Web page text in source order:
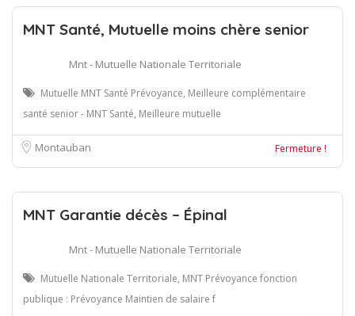
MNT Santé, Mutuelle moins chère senior
Mnt - Mutuelle Nationale Territoriale
Mutuelle MNT Santé Prévoyance, Meilleure complémentaire
santé senior - MNT Santé, Meilleure mutuelle
Montauban Fermeture !
MNT Garantie décès – Épinal
Mnt - Mutuelle Nationale Territoriale
Mutuelle Nationale Territoriale, MNT Prévoyance fonction
publique : Prévoyance Maintien de salaire f